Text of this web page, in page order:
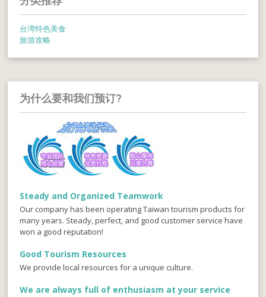
台湾特色美食
旅游攻略
为什么要和我们预订?
Steady and Organized Teamwork
Our company has been operating Taiwan tourism products for
many years. Steady, perfect, and good customer service have
won a good reputation!
Good Tourism Resources
We provide local resources for a unique culture.
We are always full of enthusiasm at your service